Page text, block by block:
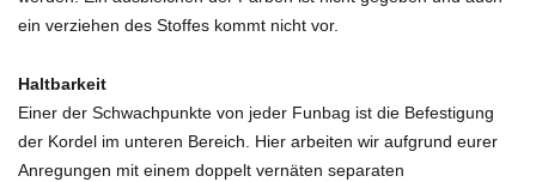
ein verziehen des Stoffes kommt nicht vor.
Haltbarkeit
Einer der Schwachpunkte von jeder Funbag ist die Befestigung
der Kordel im unteren Bereich. Hier arbeiten wir aufgrund eurer
Anregungen mit einem doppelt vernäten separaten